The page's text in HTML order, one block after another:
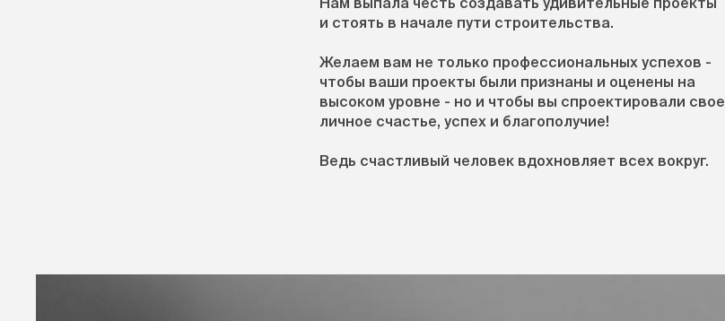
и стоять в начале пути строительства.
Желаем вам не только профессиональных успехов -
чтобы ваши проекты были признаны и оценены на
высоком уровне - но и чтобы вы спроектировали свое
личное счастье, успех и благополучие!
Ведь счастливый человек вдохновляет всех вокруг.